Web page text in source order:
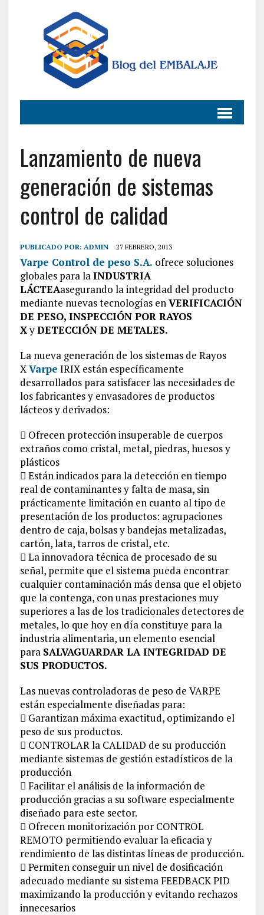
Lanzamiento de nueva
generación de sistemas
control de calidad
PUBLICADO POR: ADMIN 27 FEBRERO, 2013
Varpe Control de peso S.A. ofrece soluciones
globales para laINDUSTRIA
LÁCTEAasegurando la integridad del producto
mediante nuevas tecnologías enVERIFICACIÓN
DE PESO, INSPECCIÓN POR RAYOS
XyDETECCIÓN DE METALES.
La nueva generación de los sistemas de Rayos
XVarpe IRIX están específicamente
desarrollados para satisfacer las necesidades de
los fabricantes y envasadores de productos
lácteos y derivados:
 Ofrecen protección insuperable de cuerpos
extraños como cristal, metal, piedras, huesos y
plásticos
 Están indicados para la detección en tiempo
real de contaminantes y falta de masa, sin
prácticamente limitación en cuanto al tipo de
presentación de los productos: agrupaciones
dentro de caja, bolsas y bandejas metalizadas,
cartón, lata, tarros de cristal, etc.
 La innovadora técnica de procesado de su
señal, permite que el sistema pueda encontrar
cualquier contaminación más densa que el objeto
que la contenga, con unas prestaciones muy
superiores a las de los tradicionales detectores de
metales, lo que hoy en día constituye para la
industria alimentaria, un elemento esencial
para SALVAGUARDAR LA INTEGRIDAD DE
SUS PRODUCTOS.
Las nuevas controladoras de peso de VARPE
están especialmente diseñadas para:
 Garantizan máxima exactitud, optimizando el
peso de sus productos.
 CONTROLAR la CALIDAD de su producción
mediante sistemas de gestión estadísticos de la
producción
 Facilitar el análisis de la información de
producción gracias a su software especialmente
diseñado para este sector.
 Ofrecen monitorización por CONTROL
REMOTO permitiendo evaluar la eficacia y
rendimiento de las distintas líneas de producción.
 Permiten conseguir un nivel de dosificación
adecuado mediante su sistema FEEDBACK PID
maximizando la producción y evitando rechazos
innecesarios